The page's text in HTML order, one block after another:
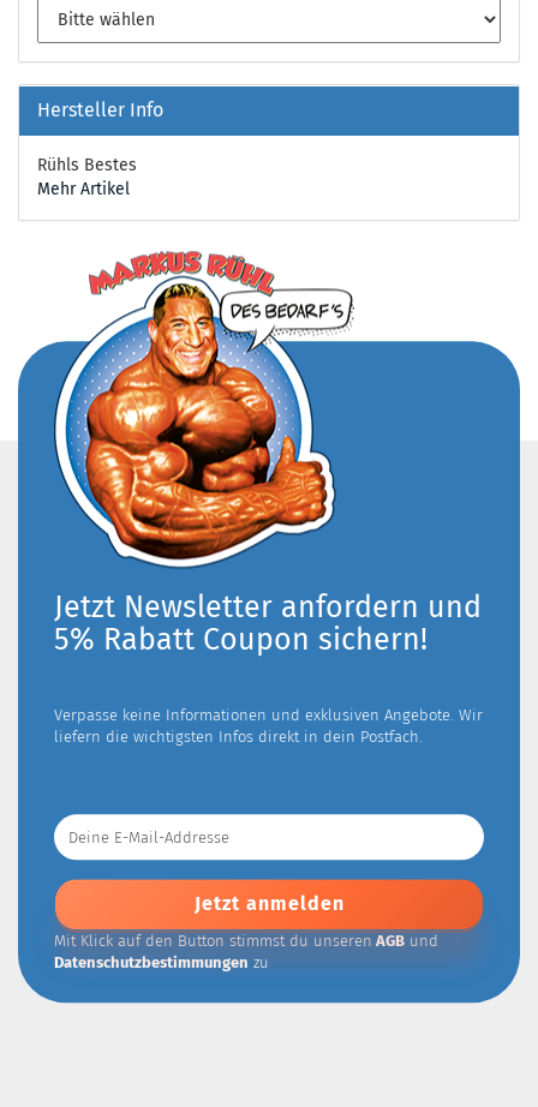
Hersteller Info
Rühls Bestes
Mehr Artikel
Jetzt Newsletter anfordern und
5% Rabatt Coupon sichern!
Verpasse keine Informationen und exklusiven Angebote. Wir
liefern die wichtigsten Infos direkt in dein Postfach.
Deine
E-
Mail-
Addresse
Mit Klick auf den Button stimmst du unseren AGB und
Datenschutzbestimmungen zu